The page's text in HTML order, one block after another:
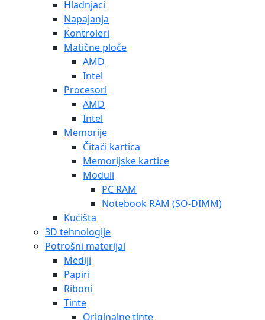
Hladnjaci
Napajanja
Kontroleri
Matične ploče
AMD
Intel
Procesori
AMD
Intel
Memorije
Čitači kartica
Memorijske kartice
Moduli
PC RAM
Notebook RAM (SO-DIMM)
Kućišta
3D tehnologije
Potrošni materijal
Mediji
Papiri
Riboni
Tinte
Originalne tinte